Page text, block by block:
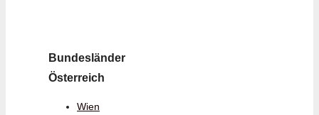
Bundesländer
Österreich
Wien